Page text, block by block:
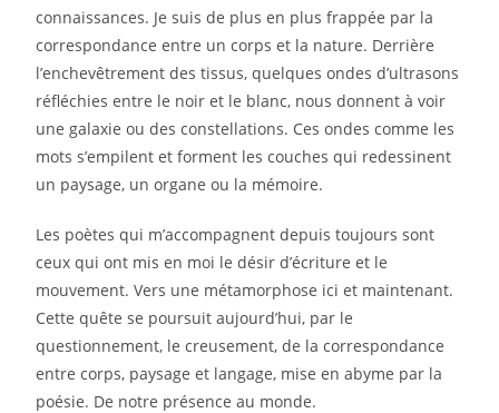
connaissances. Je suis de plus en plus frappée par la
correspondance entre un corps et la nature. Derrière
l’enchevêtrement des tissus, quelques ondes d’ultrasons
réfléchies entre le noir et le blanc, nous donnent à voir
une galaxie ou des constellations. Ces ondes comme les
mots s’empilent et forment les couches qui redessinent
un paysage, un organe ou la mémoire.
Les poètes qui m’accompagnent depuis toujours sont
ceux qui ont mis en moi le désir d’écriture et le
mouvement. Vers une métamorphose ici et maintenant.
Cette quête se poursuit aujourd’hui, par le
questionnement, le creusement, de la correspondance
entre corps, paysage et langage, mise en abyme par la
poésie. De notre présence au monde.